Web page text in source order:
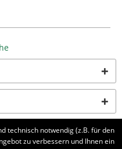
technisch notwendig (z.B. für den
zu verbessern und Ihnen ein